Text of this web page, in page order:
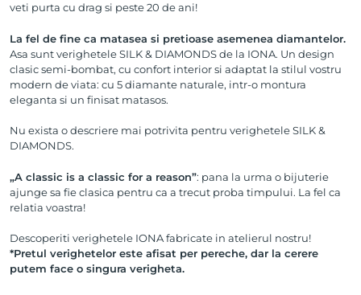
veti purta cu drag si peste 20 de ani!
La fel de fine ca matasea si pretioase asemenea diamantelor.
Asa sunt verighetele SILK & DIAMONDS de la IONA. Un design
clasic semi-bombat, cu confort interior si adaptat la stilul vostru
modern de viata: cu 5 diamante naturale, intr-o montura
eleganta si un finisat matasos.
Nu exista o descriere mai potrivita pentru verighetele SILK &
DIAMONDS.
„A classic is a classic for a reason”: pana la urma o bijuterie
ajunge sa fie clasica pentru ca a trecut proba timpului. La fel ca
relatia voastra!
Descoperiti verighetele IONA fabricate in atelierul nostru!
*Pretul verighetelor este afisat per pereche, dar la cerere
putem face o singura verigheta.